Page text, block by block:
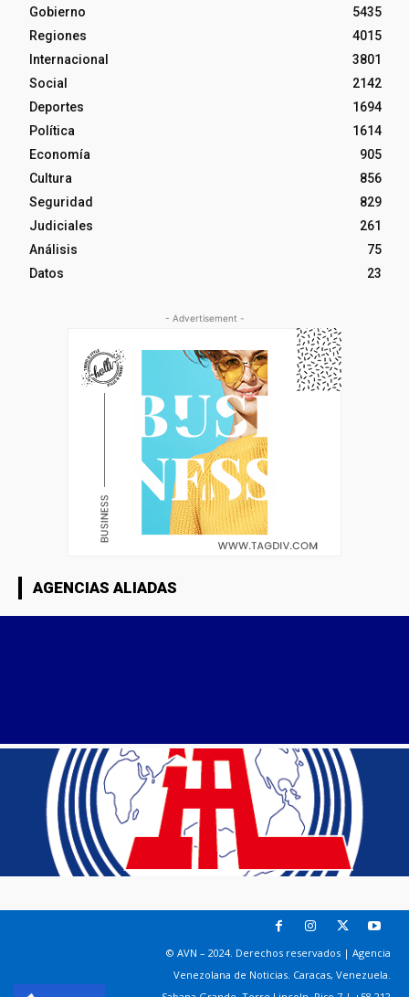
Gobierno
5435
Regiones
4015
Internacional
3801
Social
2142
Deportes
1694
Política
1614
Economía
905
Cultura
856
Seguridad
829
Judiciales
261
Análisis
75
Datos
23
- Advertisement -
AGENCIAS ALIADAS
© AVN – 2024. Derechos reservados | Agencia
Venezolana de Noticias. Caracas, Venezuela.